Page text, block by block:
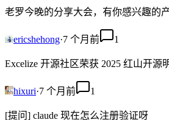
老罗今晚的分享大会，有你感兴趣的产
ericshehong·7 个月前 1
Excelize 开源社区荣获 2025 红山开源
hixuri·7 个月前 1
[提问] claude 现在怎么注册验证呀